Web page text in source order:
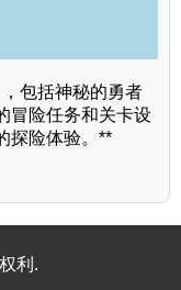
包括神秘的勇者
冒险任务和关卡设
探险体验。**
利.